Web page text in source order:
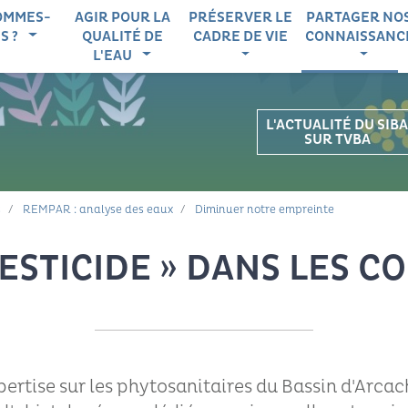
principale
?
AGIR POUR LA
QUALITÉ DE
L'EAU
PRÉSERVER LE
CADRE DE VIE
PARTAGER
L'ACTUALITÉ DU SIBA
SUR TVBA
REMPAR : analyse des eaux Diminuer notre empreinte
» DANS LES
sur les phytosanitaires du Bassin